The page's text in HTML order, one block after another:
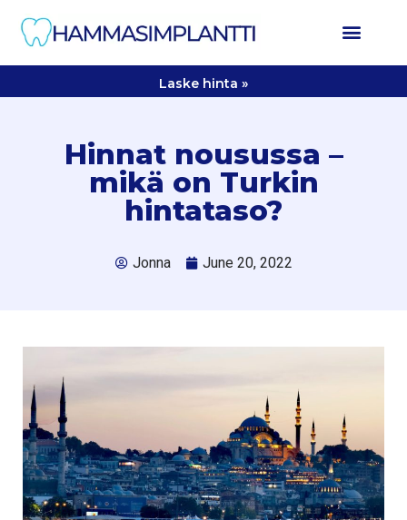
Laske hinta »
Hinnat nousussa –
mikä on Turkin
hintataso?
Jonna June 20, 2022